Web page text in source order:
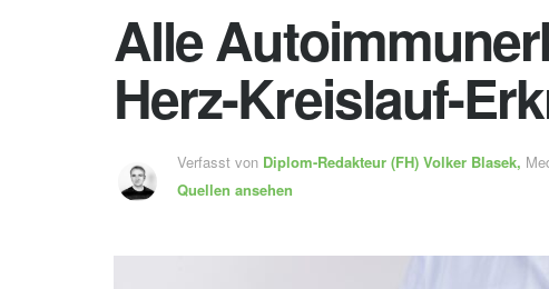
Alle
Herz-Kreislauf-
Verfasst von Diplom-Redakteur (FH) Volker Blasek,
Quellen ansehen